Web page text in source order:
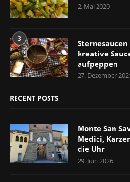
2. Mai 2020
3
Sternesaucen
kreative
aufpeppen
27. Dezember
RECENT POSTS
Monte San
Medici,
die Uhr
29. Juni 2026